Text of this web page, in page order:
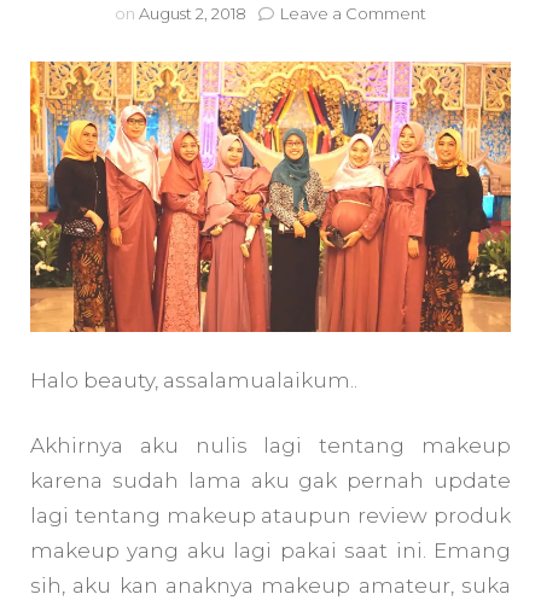
on August 2, 2018 Leave a Comment
Make
Up
Untuk
Bridesmaid
Halo beauty, assalamualaikum..
Akhirnya aku nulis lagi tentang makeup
karena sudah lama aku gak pernah update
lagi tentang makeup ataupun review produk
makeup yang aku lagi pakai saat ini. Emang
sih, aku kan anaknya makeup amateur, suka